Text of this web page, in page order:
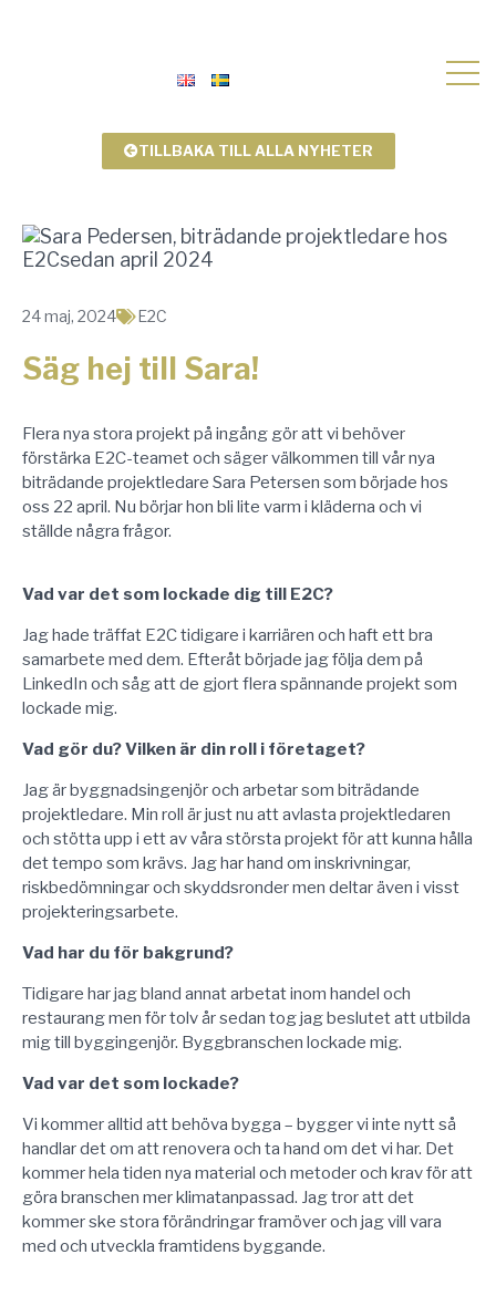
TILLBAKA TILL ALLA NYHETER
24 maj, 2024 E2C
Säg hej till Sara!
Flera nya stora projekt på ingång gör att vi behöver
förstärka E2C-teamet och säger välkommen till vår nya
biträdande projektledare Sara Petersen som började hos
oss 22 april. Nu börjar hon bli lite varm i kläderna och vi
ställde några frågor.
Vad var det som lockade dig till E2C?
Jag hade träffat E2C tidigare i karriären och haft ett bra
samarbete med dem. Efteråt började jag följa dem på
LinkedIn och såg att de gjort flera spännande projekt som
lockade mig.
Vad gör du? Vilken är din roll i företaget?
Jag är byggnadsingenjör och arbetar som biträdande
projektledare. Min roll är just nu att avlasta projektledaren
och stötta upp i ett av våra största projekt för att kunna hålla
det tempo som krävs. Jag har hand om inskrivningar,
riskbedömningar och skyddsronder men deltar även i visst
projekteringsarbete.
Vad har du för bakgrund?
Tidigare har jag bland annat arbetat inom handel och
restaurang men för tolv år sedan tog jag beslutet att utbilda
mig till byggingenjör. Byggbranschen lockade mig.
Vad var det som lockade?
Vi kommer alltid att behöva bygga – bygger vi inte nytt så
handlar det om att renovera och ta hand om det vi har. Det
kommer hela tiden nya material och metoder och krav för att
göra branschen mer klimatanpassad. Jag tror att det
kommer ske stora förändringar framöver och jag vill vara
med och utveckla framtidens byggande.